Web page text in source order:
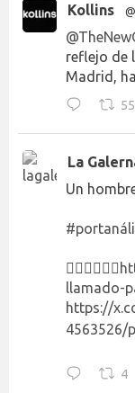
Kollins
reflejo de
Madrid,
55
La
Un
👉🏻👉🏻👉🏻
llamado-
https://
4563526/
4